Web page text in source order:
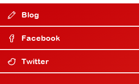
Blog
Facebook
Twitter